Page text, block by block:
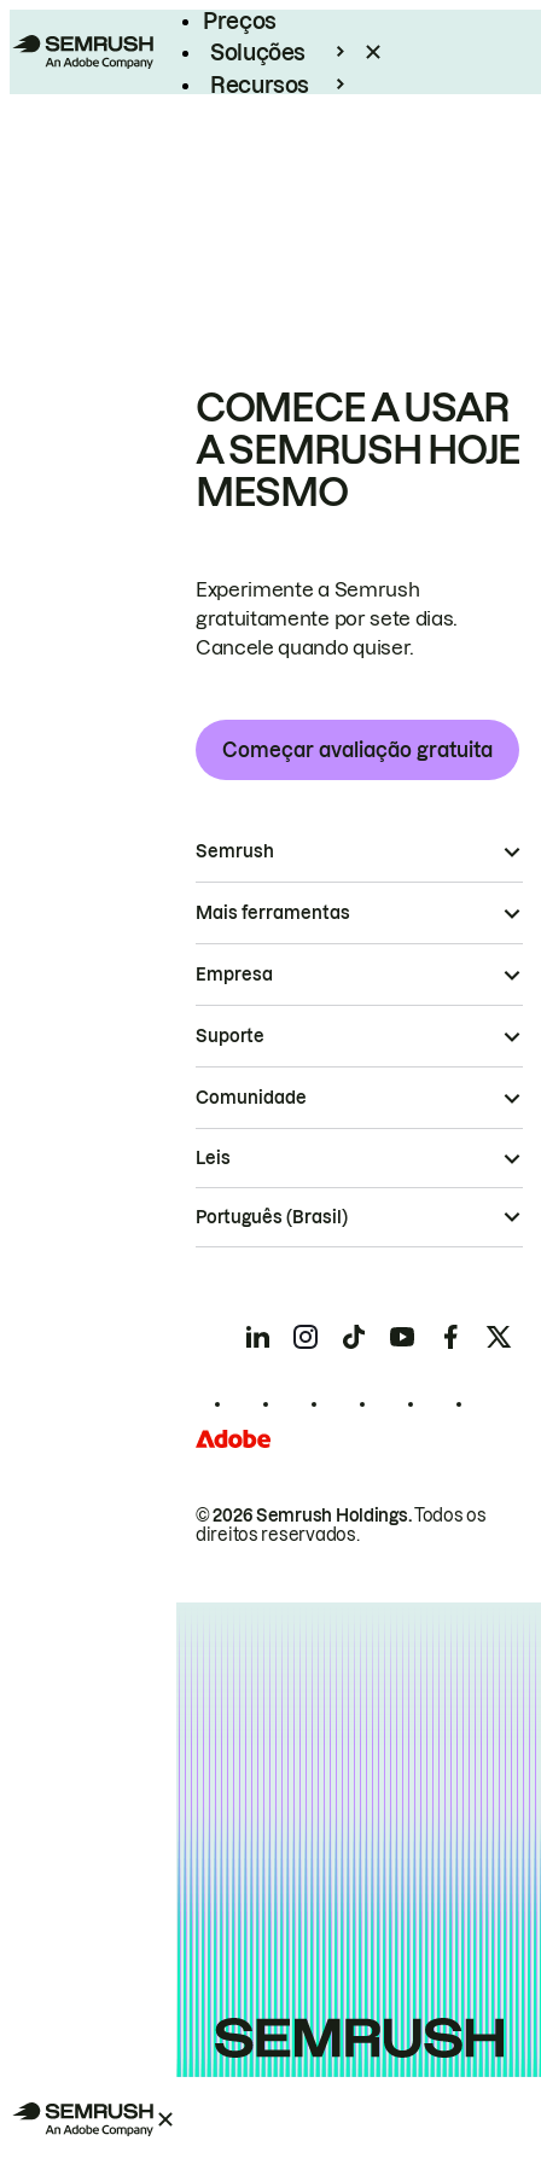
Preços
Soluções
Recursos
COMECE A USAR
A SEMRUSH HOJE
MESMO
Experimente a Semrush
gratuitamente por sete dias.
Cancele quando quiser.
Começar avaliação gratuita
Semrush
Mais ferramentas
Empresa
Suporte
Comunidade
© 2026 Semrush Holdings.Todos os
direitos reservados.
Leis
Português (Brasil)